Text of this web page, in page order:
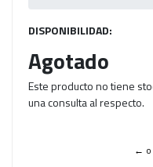
DISPONIBILIDAD:
Agotado
Este producto no tiene
una consulta al respecto.
← o